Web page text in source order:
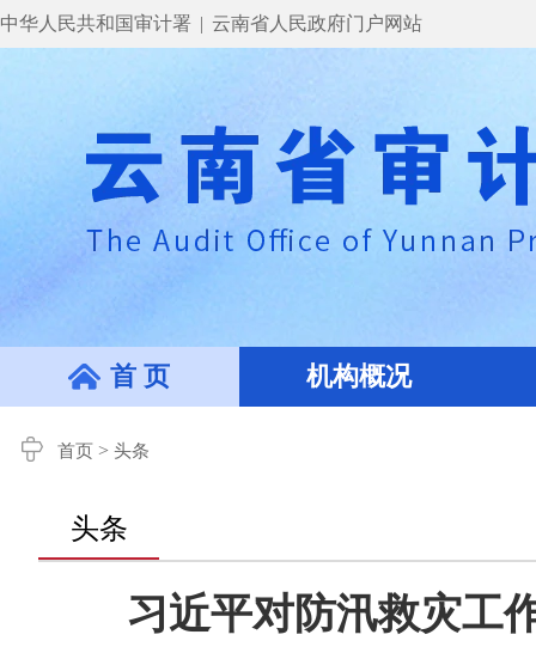
中华人民共和国审计署 | 云南省人民政府门户网站
首 页 机构概况
首页 > 头条
头条
习近平对防汛救灾工